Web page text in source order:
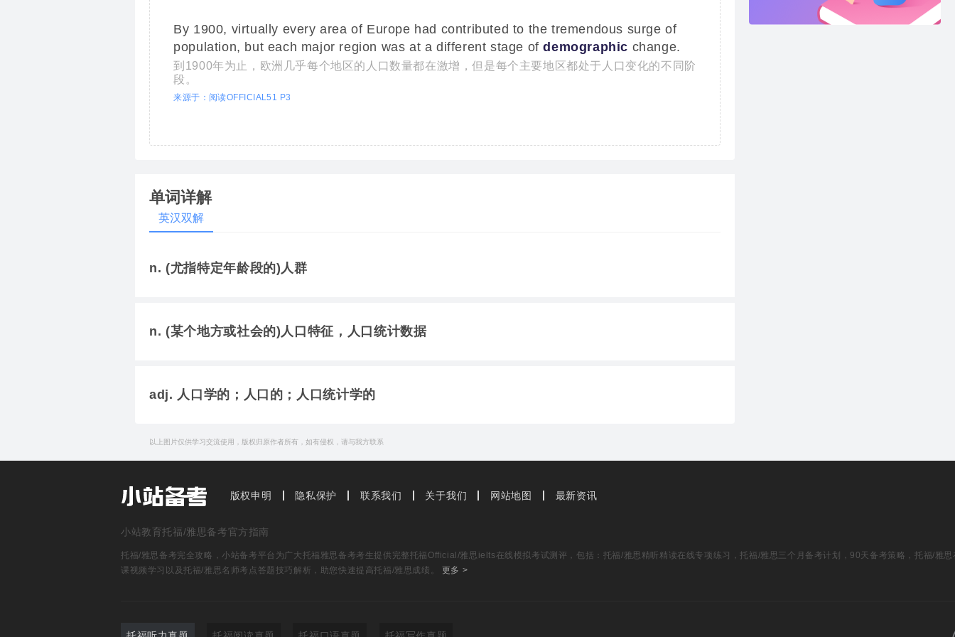
By 1900, virtually every area of Europe had contributed to the tremendous surge of
population, but each major region was at a different stage ofdemographic change.
到1900年为止，欧洲几乎每个地区的人口数量都在激增，但是每个主要地区都处于人口变化的不同阶
段。
来源于：阅读OFFICIAL51 P3
单词详解
英汉双解
n. (尤指特定年龄段的)人群
n. (某个地方或社会的)人口特征，人口统计数据
adj. 人口学的；人口的；人口统计学的
以上图片仅供学习交流使用，版权归原作者所有，如有侵权，请与我方联系
版权申明 隐私保护 联系我们 关于我们 网站地图 最新资讯
小站教育托福/雅思备考官方指南
托福/雅思备考完全攻略，小站备考平台为广大托福雅思备考考生提供完整托福Official/雅思ielts在线模拟考试测评，包括：托福/雅思精听精读在线专项练习，托福/雅思三个月备考计划，90天备考策略，托福/雅思
课视频学习以及托福/雅思名师考点答题技巧解析，助您快速提高托福/雅思成绩。 更多 >